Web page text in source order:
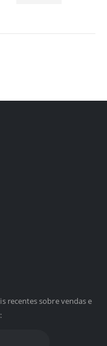
recentes sobre vendas e